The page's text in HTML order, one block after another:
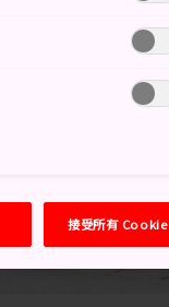
接受所有 Cookie